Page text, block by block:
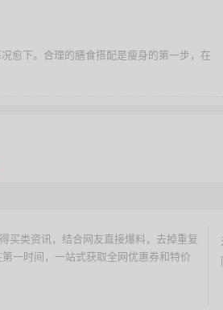
愈下。合理的膳食搭配是瘦身的第一步，在
买类资讯，结合网友直接爆料，去掉重复
一时间，一站式获取全网优惠券和特价